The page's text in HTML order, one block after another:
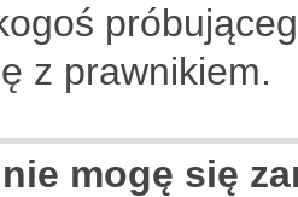
z prawnikiem.
mogę się